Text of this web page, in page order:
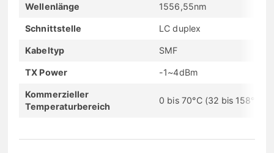
Wellenlänge 1556,55nm
Schnittstelle LC duplex
Kabeltyp SMF
TX Power -1~4dBm
Kommerzieller
Temperaturbereich
0 bis 70°C (32 bis 158°F)